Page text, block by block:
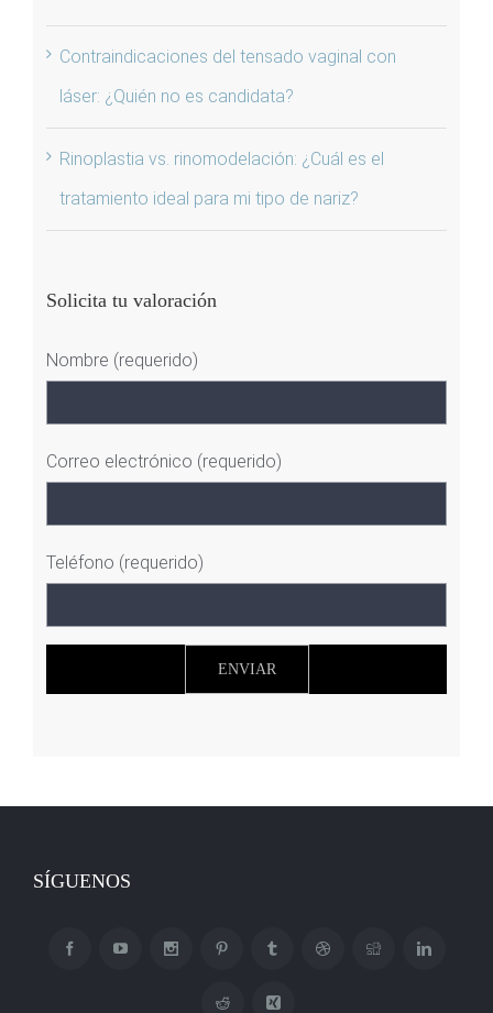
Contraindicaciones del tensado vaginal con
láser: ¿Quién no es candidata?
Rinoplastia vs. rinomodelación: ¿Cuál es el
tratamiento ideal para mi tipo de nariz?
Solicita tu valoración
Nombre (requerido)
Correo electrónico (requerido)
Teléfono (requerido)
SÍGUENOS